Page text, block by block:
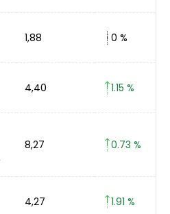
1,88 0 %
4,40 1.15 %
8,27 0.73 %
4,27 1.91 %